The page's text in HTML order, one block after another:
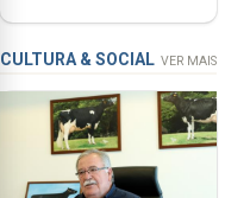
condições
de
ensino
instituição
requalificação
CULTURA & SOCIAL VER MAIS